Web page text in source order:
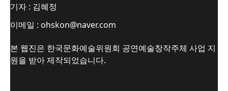
기자 : 김혜정
이메일 : ohskon@naver.com
본 웹진은 한국문화예술위원회 공연예술창작주체 사업 지
원을 받아 제작되었습니다.